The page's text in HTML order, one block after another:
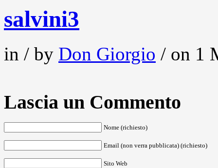
salvini3
in / by Don Giorgio / on 1
Lascia un Commento
Nome (richiesto)
Email (non verra pubblicata) (richiesto)
Sito Web